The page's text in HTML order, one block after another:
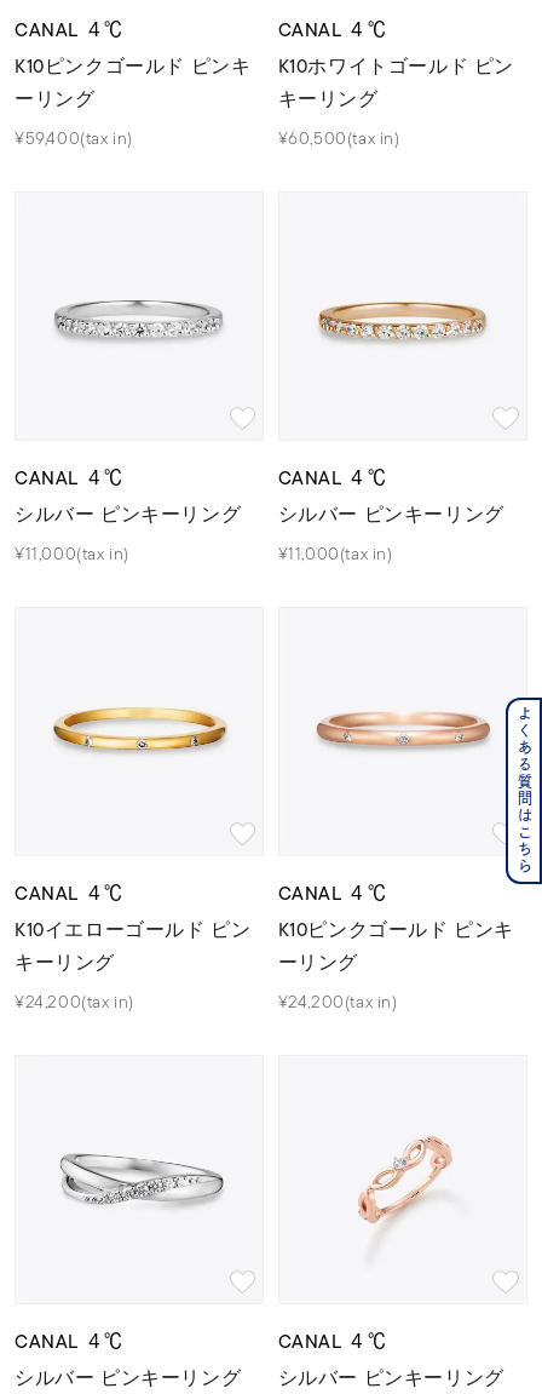
CANAL ４℃
K10ピンクゴールド ピンキ
ーリング
¥59,400(tax in)
CANAL ４℃
K10ホワイトゴールド ピン
キーリング
¥60,500(tax in)
CANAL ４℃
シルバー ピンキーリング
¥11,000(tax in)
CANAL ４℃
シルバー ピンキーリング
¥11,000(tax in)
CANAL ４℃
K10イエローゴールド ピン
キーリング
¥24,200(tax in)
CANAL ４℃
K10ピンクゴールド ピンキ
ーリング
¥24,200(tax in)
CANAL ４℃
シルバー ピンキーリング
CANAL ４℃
シルバー ピンキーリング
よくある質問はこちら